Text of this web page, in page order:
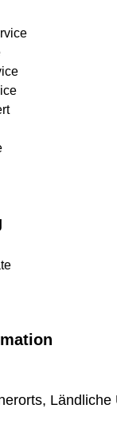
Ländliche